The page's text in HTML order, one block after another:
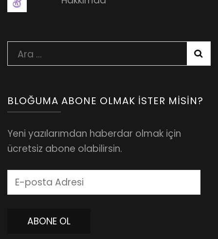
Arama:
BLOĞUMA ABONE OLMAK İSTER MISIN?
Yeni yazılarımdan haberdar olmak için
ücretsiz abone olabilirsin.
E-
posta
ABONE OL